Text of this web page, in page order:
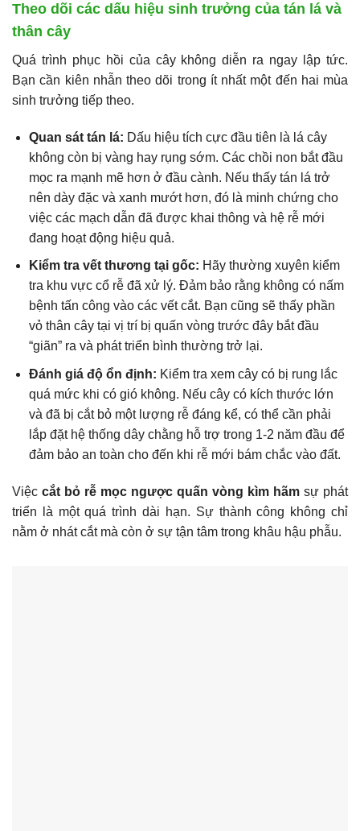
Theo dõi các dấu hiệu sinh trưởng của tán lá và
thân cây
Quá trình phục hồi của cây không diễn ra ngay lập tức.
Bạn cần kiên nhẫn theo dõi trong ít nhất một đến hai mùa
sinh trưởng tiếp theo.
Quan sát tán lá: Dấu hiệu tích cực đầu tiên là lá cây
không còn bị vàng hay rụng sớm. Các chồi non bắt đầu
mọc ra mạnh mẽ hơn ở đầu cành. Nếu thấy tán lá trở
nên dày đặc và xanh mướt hơn, đó là minh chứng cho
việc các mạch dẫn đã được khai thông và hệ rễ mới
đang hoạt động hiệu quả.
Kiểm tra vết thương tại gốc: Hãy thường xuyên kiểm
tra khu vực cổ rễ đã xử lý. Đảm bảo rằng không có nấm
bệnh tấn công vào các vết cắt. Bạn cũng sẽ thấy phần
vỏ thân cây tại vị trí bị quấn vòng trước đây bắt đầu
“giãn” ra và phát triển bình thường trở lại.
Đánh giá độ ổn định: Kiểm tra xem cây có bị rung lắc
quá mức khi có gió không. Nếu cây có kích thước lớn
và đã bị cắt bỏ một lượng rễ đáng kể, có thể cần phải
lắp đặt hệ thống dây chằng hỗ trợ trong 1-2 năm đầu để
đảm bảo an toàn cho đến khi rễ mới bám chắc vào đất.
Việc cắt bỏ rễ mọc ngược quấn vòng kìm hãm sự phát
triển là một quá trình dài hạn. Sự thành công không chỉ
nằm ở nhát cắt mà còn ở sự tận tâm trong khâu hậu phẫu.